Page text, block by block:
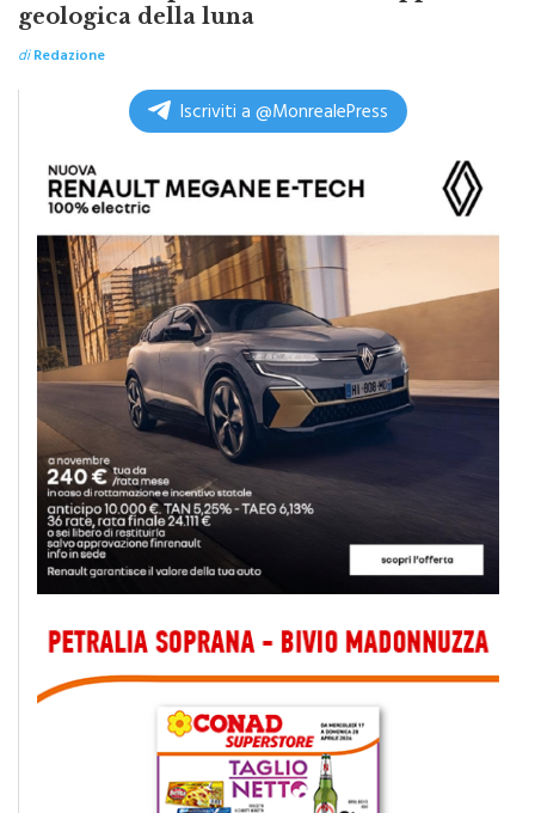
diRedazione
Iscriviti a @MonrealePress